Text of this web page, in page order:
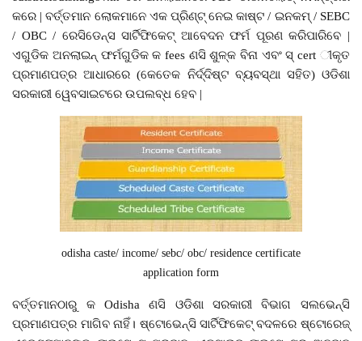
କରେ | ବର୍ତ୍ତମାନ ଲୋକମାନେ ଏକ ପ୍ରିଣ୍ଟ୍ ନେଇ କାଷ୍ଟ / ଇନକମ୍ / SEBC
/ OBC / ରେସିଡେନ୍ସ ସାର୍ଟିଫିକେଟ୍ ଆବେଦନ ଫର୍ମ ପୂରଣ କରିପାରିବେ |
ଏଗୁଡିକ ଅନଲାଇନ୍ ଫର୍ମଗୁଡିକ କ fees ଣସି ଶୁଳ୍କ ବିନା ଏବଂ ସ୍ cert ୀକୃତ
ପ୍ରମାଣପତ୍ର ଆଧାରରେ (କେତେକ ନିର୍ଦ୍ଦିଷ୍ଟ ବ୍ୟବସ୍ଥା ସହିତ) ଓଡିଶା
ସରକାରୀ ୱେବସାଇଟରେ ଉପଲବ୍ଧ ହେବ |
odisha caste/ income/ sebc/ obc/ residence certificate
application form
ବର୍ତ୍ତମାନଠାରୁ କ Odisha ଣସି ଓଡିଶା ସରକାରୀ ବିଭାଗ ସଲଭେନ୍ସି
ପ୍ରମାଣପତ୍ର ମାଗିବ ନାହିଁ। ଷ୍ଟୋଭେନ୍ସି ସାର୍ଟିଫିକେଟ୍ ବଦଳରେ ଷ୍ଟୋରେଜ୍